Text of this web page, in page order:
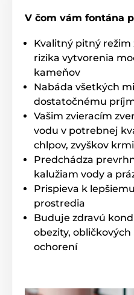
V čom vám fontána
Kvalitný pitný režim
rizika vytvorenia
kameňov
Nabáda všetkých
dostatočnému
Vašim zvieracím
vodu v potrebnej
chlpov, zvyškov
Predchádza
kalužiam vody a
Prispieva k
prostredia
Buduje zdravú
obezity,
ochorení